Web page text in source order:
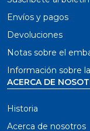
Envíos y pagos
Devoluciones
Notas sobre el
Información sobre
ACERCA DE
Historia
Acerca de nosotros